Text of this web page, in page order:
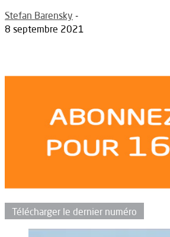
Stefan Barensky -
8 septembre 2021
Télécharger le dernier numéro